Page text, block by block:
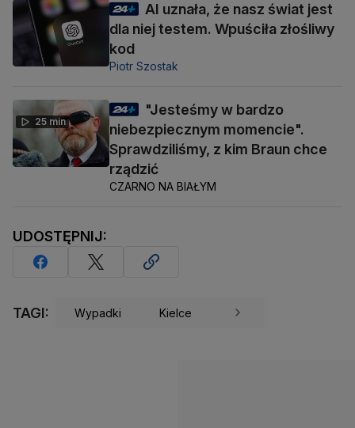
AI uznała, że nasz świat jest
dla niej testem. Wpuściła złośliwy
kod
Piotr Szostak
25 min
"Jesteśmy w bardzo
niebezpiecznym momencie".
Sprawdziliśmy, z kim Braun chce
rządzić
CZARNO NA BIAŁYM
UDOSTĘPNIJ:
TAGI: Wypadki Kielce